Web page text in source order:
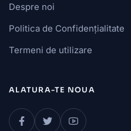
Despre noi
Politica de Confidențialitate
Termeni de utilizare
ALATURA-TE NOUA